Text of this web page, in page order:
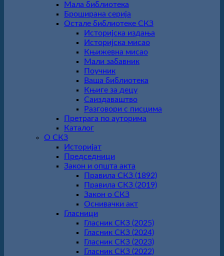
Мала библиотека
Броширана серија
Остале библиотеке СКЗ
Историјска издања
Историјска мисао
Књижевна мисао
Мали забавник
Поучник
Ваша библиотека
Књиге за децу
Саиздаваштво
Разговори с писцима
Претрага по ауторима
Каталог
О СКЗ
Историјат
Председници
Закон и општа акта
Правила СКЗ (1892)
Правила СКЗ (2019)
Закон о СКЗ
Оснивачки акт
Гласници
Гласник СКЗ (2025)
Гласник СКЗ (2024)
Гласник СКЗ (2023)
Гласник СКЗ (2022)